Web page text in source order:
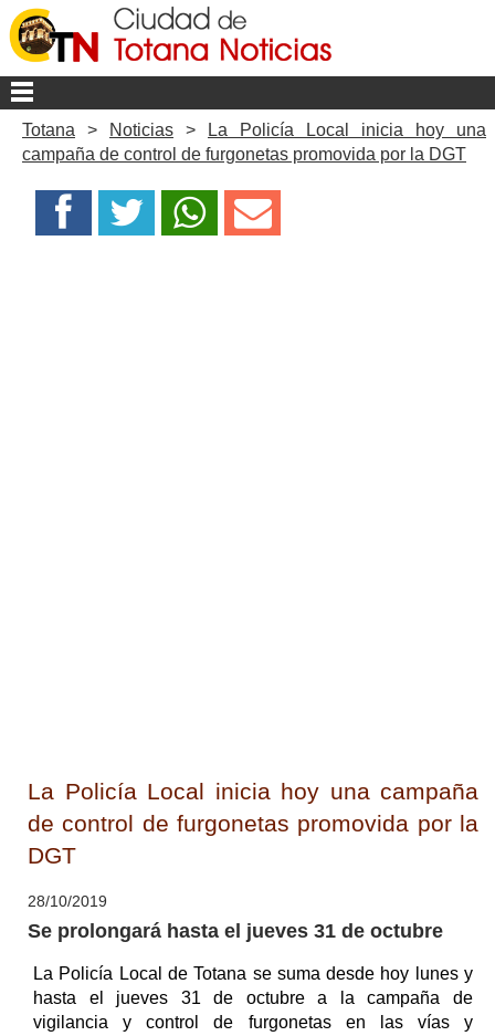
Totana > Noticias >
La Policía Local inicia hoy una
campaña de control de furgonetas promovida por la DGT
La Policía Local inicia hoy una campaña
de control de furgonetas promovida por la
DGT
28/10/2019
Se prolongará hasta el jueves 31 de octubre
La Policía Local de Totana se suma desde hoy lunes y
hasta el jueves 31 de octubre a la campaña de
vigilancia y control de furgonetas en las vías y